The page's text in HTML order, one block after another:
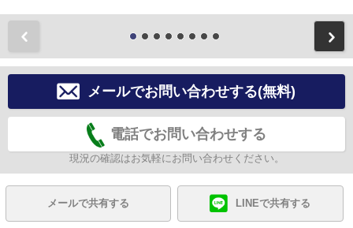
メールでお問い合わせする(無料)
電話でお問い合わせする
現況の確認はお気軽にお問い合わせください。
メールで共有する LINEで共有する